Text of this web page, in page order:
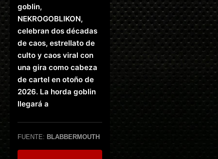
goblin,
NEKROGOBLIKON,
celebran dos décadas
de caos, estrellato de
culto y caos viral con
una gira como cabeza
de cartel en otoño de
2026. La horda goblin
llegará a
FUENTE: BLABBERMOUTH